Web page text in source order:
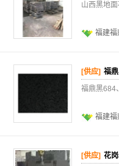
山西黑地面
福建福
[供应] 福
福鼎黑684
福建福
[供应] 花